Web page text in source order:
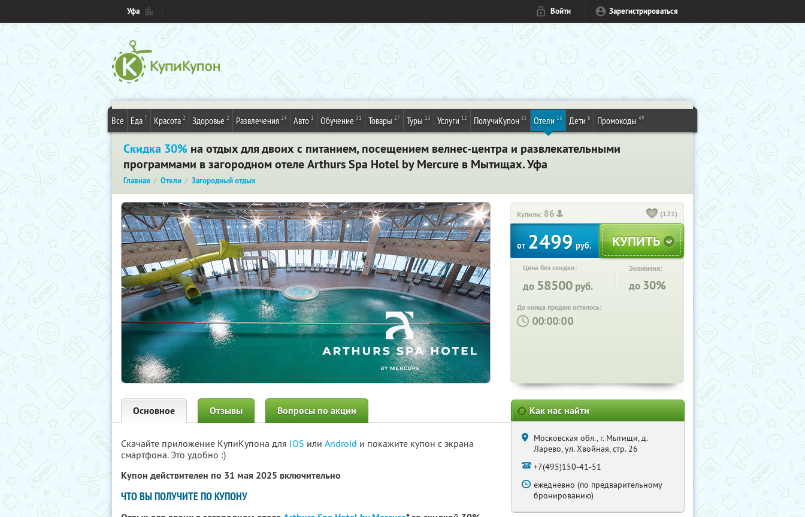
Уфа Войти Зарегистрироваться
Все Еда 7 Красота 2 Здоровье 2 Развлечения 24 Авто 1 Обучение 31 Товары 27 Туры 13 Услуги 12 ПолучиКупон 85 Отели 16 Дети 6 Промокоды 49
Скидка 30% на отдых для двоих с питанием, посещением велнес-центра и развлекательными
программами в загородном отеле Arthurs Spa Hotel by Mercure в Мытищах. Уфа
Главная Отели Загородный отдых
Купили: 86 (121)
от 2499 руб.
Цена без скидки:
до 58500 руб.
Экономия:
до 30%
До конца продаж осталось:
: :
Основное Отзывы Вопросы по акции
Скачайте приложение КупиКупона для IOS или Android и покажите купон с экрана
смартфона. Это удобно :)
Купон действителен по 31 мая 2025 включительно
ЧТО ВЫ ПОЛУЧИТЕ ПО КУПОНУ
Как нас найти
Московская обл., г. Мытищи, д.
Ларево, ул. Хвойная, стр. 26
+7(495)150-41-51
ежедневно (по предварительному
бронированию)